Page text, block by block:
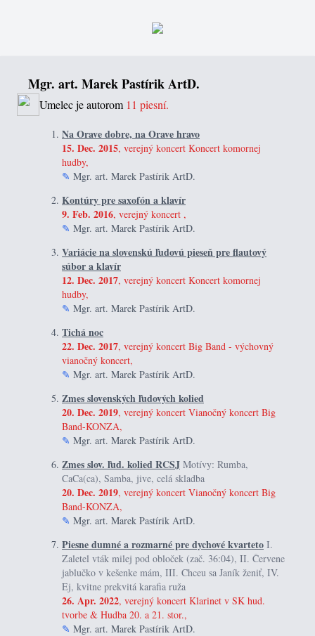
Mgr. art. Marek Pastírik ArtD.
Umelec je autorom 11 piesní.
Na Orave dobre, na Orave hravo
15. Dec. 2015, verejný koncert Koncert komornej
hudby,
✎ Mgr. art. Marek Pastírik ArtD.
Kontúry pre saxofón a klavír
9. Feb. 2016, verejný koncert ,
✎ Mgr. art. Marek Pastírik ArtD.
Variácie na slovenskú ľudovú pieseň pre flautový
súbor a klavír
12. Dec. 2017, verejný koncert Koncert komornej
hudby,
✎ Mgr. art. Marek Pastírik ArtD.
Tichá noc
22. Dec. 2017, verejný koncert Big Band - výchovný
vianočný koncert,
✎ Mgr. art. Marek Pastírik ArtD.
Zmes slovenských ľudových kolied
20. Dec. 2019, verejný koncert Vianočný koncert Big
Band-KONZA,
✎ Mgr. art. Marek Pastírik ArtD.
Zmes slov. ľud. kolied RCSJ Motívy: Rumba,
CaCa(ca), Samba, jive, celá skladba
20. Dec. 2019, verejný koncert Vianočný koncert Big
Band-KONZA,
✎ Mgr. art. Marek Pastírik ArtD.
Piesne dumné a rozmarné pre dychové kvarteto I.
Zaletel vták milej pod obloček (zač. 36:04), II. Červene
jablučko v kešenke mám, III. Chceu sa Janík ženiť, IV.
Ej, kvitne prekvitá karafia ruža
26. Apr. 2022, verejný koncert Klarinet v SK hud.
tvorbe & Hudba 20. a 21. stor.,
✎ Mgr. art. Marek Pastírik ArtD.